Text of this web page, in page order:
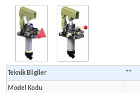
Teknik Bilgiler **
Model Kodu